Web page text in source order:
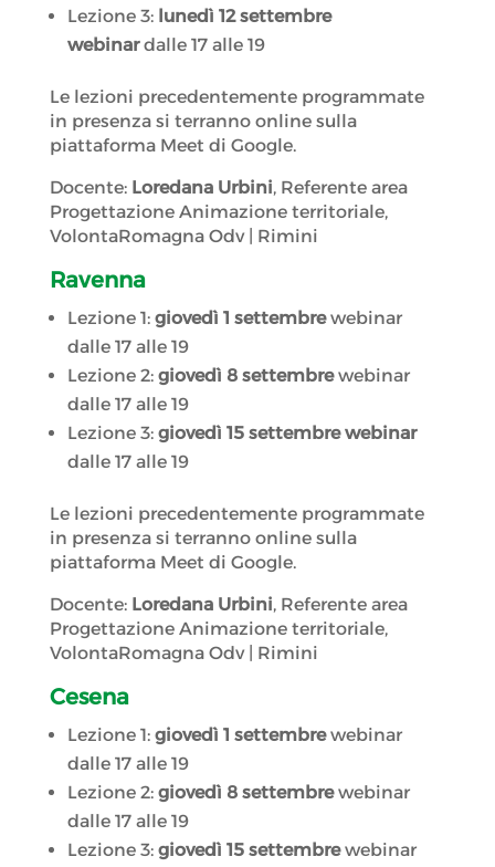
Lezione 3: lunedì 12 settembre
webinardalle 17 alle 19
Le lezioni precedentemente programmate
in presenza si terranno online sulla
piattaforma Meet di Google.
Docente:Loredana Urbini, Referente area
Progettazione Animazione territoriale,
VolontaRomagna Odv | Rimini
Ravenna
Lezione 1: giovedì 1 settembrewebinar
dalle 17 alle 19
Lezione 2: giovedì 8 settembrewebinar
dalle 17 alle 19
Lezione 3: giovedì 15 settembre webinar
dalle 17 alle 19
Le lezioni precedentemente programmate
in presenza si terranno online sulla
piattaforma Meet di Google.
Docente: Loredana Urbini, Referente area
Progettazione Animazione territoriale,
VolontaRomagna Odv | Rimini
Cesena
Lezione 1: giovedì 1 settembrewebinar
dalle 17 alle 19
Lezione 2: giovedì 8 settembrewebinar
dalle 17 alle 19
Lezione 3: giovedì 15 settembrewebinar